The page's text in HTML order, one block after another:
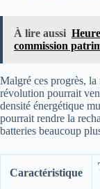
À lire aussi
commission
Malgré ces progrès,
révolution pourrait
densité énergétique
pourrait rendre la
batteries beaucoup
Caractéristique